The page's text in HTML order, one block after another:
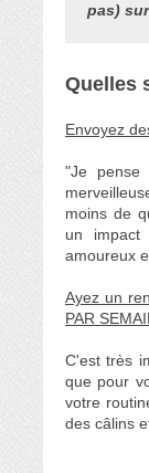
pas)
Quelles
Envoyez
"Je
moins de
un impact
amoureux
Ayez un
PAR
C'est très
que pour
votre
des câlins